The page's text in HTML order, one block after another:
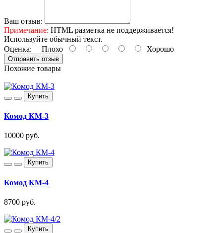
Ваш отзыв:
Примечание: HTML разметка не поддерживается!
Используйте обычный текст.
Оценка: Плохо Хорошо
Отправить отзыв
Похожие товары
Купить
Комод КМ-3
10000 руб.
Купить
Комод КМ-4
8700 руб.
Купить